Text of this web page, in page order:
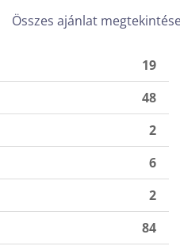
Összes ajánlat
19
48
2
6
2
84